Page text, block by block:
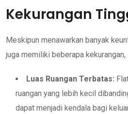
Kekurangan
Meskipun menawarkan banyak
juga memiliki beberapa
Luas Ruangan Terbatas:
ruangan yang lebih kecil
dapat menjadi kendala bagi